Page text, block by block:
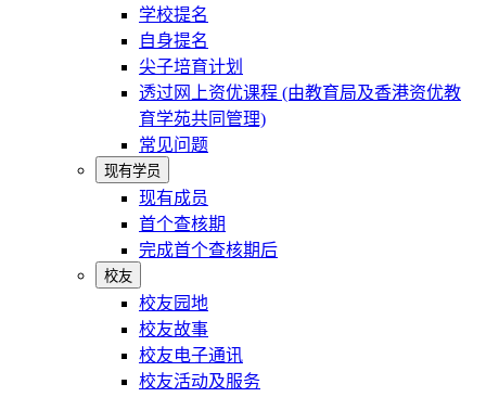
学校提名
自身提名
尖子培育计划
透过网上资优课程 (由教育局及香港资优教
育学苑共同管理)
常见问题
现有学员
现有成员
首个查核期
完成首个查核期后
校友
校友园地
校友故事
校友电子通讯
校友活动及服务